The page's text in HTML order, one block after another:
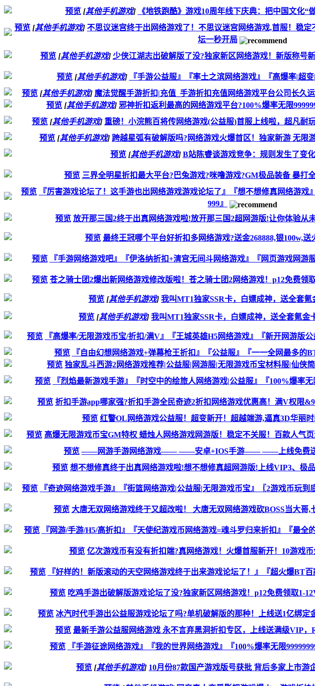
预览 [其他手机游戏] 《地铁跑酷》游戏10周年线下庆典：把中国文化“
预览 [其他手机游戏] 不思议迷宫终于出网络游戏了！不思议迷宫网络游戏,首服！稳
坛一秒开局
预览 [其他手机游戏] 少侠江湖志出破解版了没?独家新区网络游戏！新版称号
预览 [其他手机游戏] 『手游公益服』『率土之滨网络游戏』『高爆率|超变
预览 [其他手机游戏] 魔法觉醒手游折扣|充值_手游折扣充值网络游戏平台公司长久
预览 [其他手机游戏] 邪神折扣返利最高的网络游戏平台?100%爆率无限
预览 [其他手机游戏] 重磅！小浣熊百将传网络游戏(公益服)首服上线啦，超凡耐
预览 [其他手机游戏] 跨越星弧有破解版吗?网络游戏火爆首区！独家新游 无限
预览 [其他手机游戏] B站陈睿谈游戏竞争：规则发生了变化
预览 三界全明星折扣最大平台?巴兔游戏?咪噜游戏?GM极品装备 暴打
预览
『厉害游戏论坛了！这手游也出网络游戏游戏论坛了』『想不想修真网络游
999』
预览 放开那三国2终于出真网络游戏啦!放开那三国2超网游版!让你体验从
预览 最终王冠哪个平台好折扣多网络游戏?送金268888,银100w,送
预览 『手游网络游戏吧』『伊洛纳折扣+清宫无间斗网络游戏』『网页游戏网游
预览 苍之骑士团2爆出新网络游戏修改版啦！苍之骑士团2网络游戏！p12免费领
预览 [其他手机游戏] 我叫MT1独家SSR卡，白嫖成神，送全套氪
预览 [其他手机游戏] 我叫MT1独家SSR卡，白嫖成神，送全套氪金
预览
『高爆率/无限游戏币宝/折扣/满V』『王城英雄H5网络游戏』『新开网游版公
预览
『自由幻想网络游戏+弹幕枪王折扣』『公益服』『一一全网最多的
预览 独家乱斗西游2网络游戏推荐|公益服|网游服|无限游戏币宝材料服|仙侠
预览
『烈焰最新游戏手游』『时空中的绘旅人网络游戏|公益服』『100%爆率无
预览 折扣手游app哪家强?折扣手游全民奇迹2折扣网络游戏优惠高！满V权限
预览 红警OL网络游戏公益服！超变新开！超越端游,逼真3D华丽
预览 高爆无限游戏币宝GM特权 蜡烛人网络游戏网游版！稳定不关服！百款人气
预览 ——网游手游网络游戏—— ——安卓+IOS手游—— ——上线免费
预览 想不想修真终于出真网络游戏啦!想不想修真超网游版!上线VIP3、极
预览 『奇迹网络游戏手游』『街篮网络游戏|公益服|无限游戏币宝』〖2游戏币玩到
预览 大唐无双网络游戏终于又超改啦！ 大唐无双网络游戏砍BOSS当大哥,
预览
『网游/手游/H5/高折扣』『天使纪游戏币网络游戏=魂斗罗归来折扣』『最全
预览 亿次游戏币有没有折扣端?真网络游戏！火爆首服新开！10游戏币
预览 『好样的！新版滚动的天空网络游戏终于出来游戏论坛了！』『超火爆BT百
预览 吃鸡手游出破解版游戏论坛了没?独家新区网络游戏！p12免费领取1-
预览 冰汽时代手游出公益服游戏论坛了吗?单机破解版的那种！上线送1亿绑定
预览 最新手游公益服网络游戏 永不言弃黑洞折扣专区，上线送满级VIP，
预览
『手游征途网络游戏』『我的世界网络游戏』『100%爆率无限
预览 [其他手机游戏] 10月份87款国产游戏版号获批 背后多家上市游